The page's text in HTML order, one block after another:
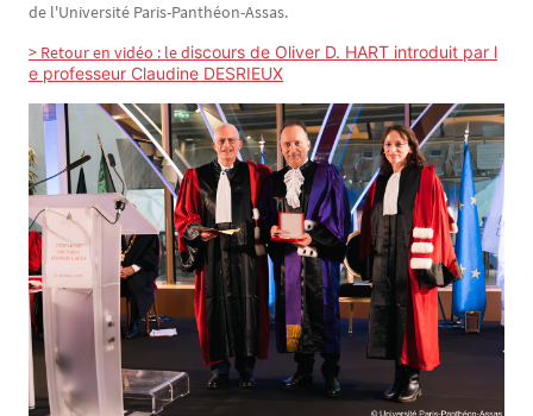
de l'Université Paris-Panthéon-Assas.
> Retour en vidéo : le discours de Oliver D. HART introduit par l
e professeur Claudine DESRIEUX
Image